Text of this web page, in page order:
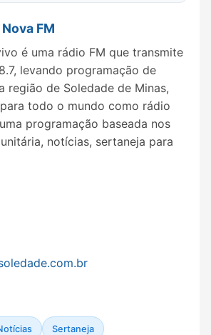
FM
é uma rádio FM que transmite
levando programação de
região de Soledade de Minas,
todo o mundo como rádio
programação baseada nos
notícias, sertaneja para
Sertaneja